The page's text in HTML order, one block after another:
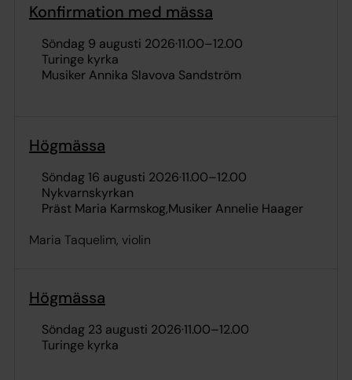
Konfirmation med mässa
söndag 9 augusti 2026·11.00–12.00
Turinge kyrka
Musiker Annika Slavova Sandström
Högmässa
söndag 16 augusti 2026·11.00–12.00
Nykvarnskyrkan
Präst Maria KarmskogMusiker Annelie Haager
Maria Taquelim, violin
Högmässa
söndag 23 augusti 2026·11.00–12.00
Turinge kyrka